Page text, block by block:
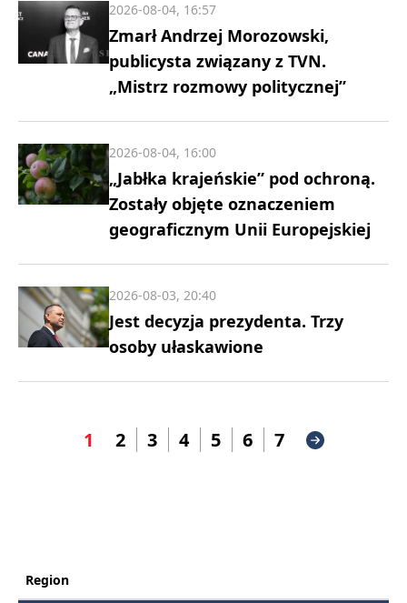
Zmarł Andrzej Morozowski,
publicysta związany z TVN.
„Mistrz rozmowy politycznej”
2026-08-04, 16:57
„Jabłka krajeńskie” pod ochroną.
Zostały objęte oznaczeniem
geograficznym Unii Europejskiej
2026-08-04, 16:00
Jest decyzja prezydenta. Trzy
osoby ułaskawione
2026-08-03, 20:40
1 2 3 4 5 6 7
Region